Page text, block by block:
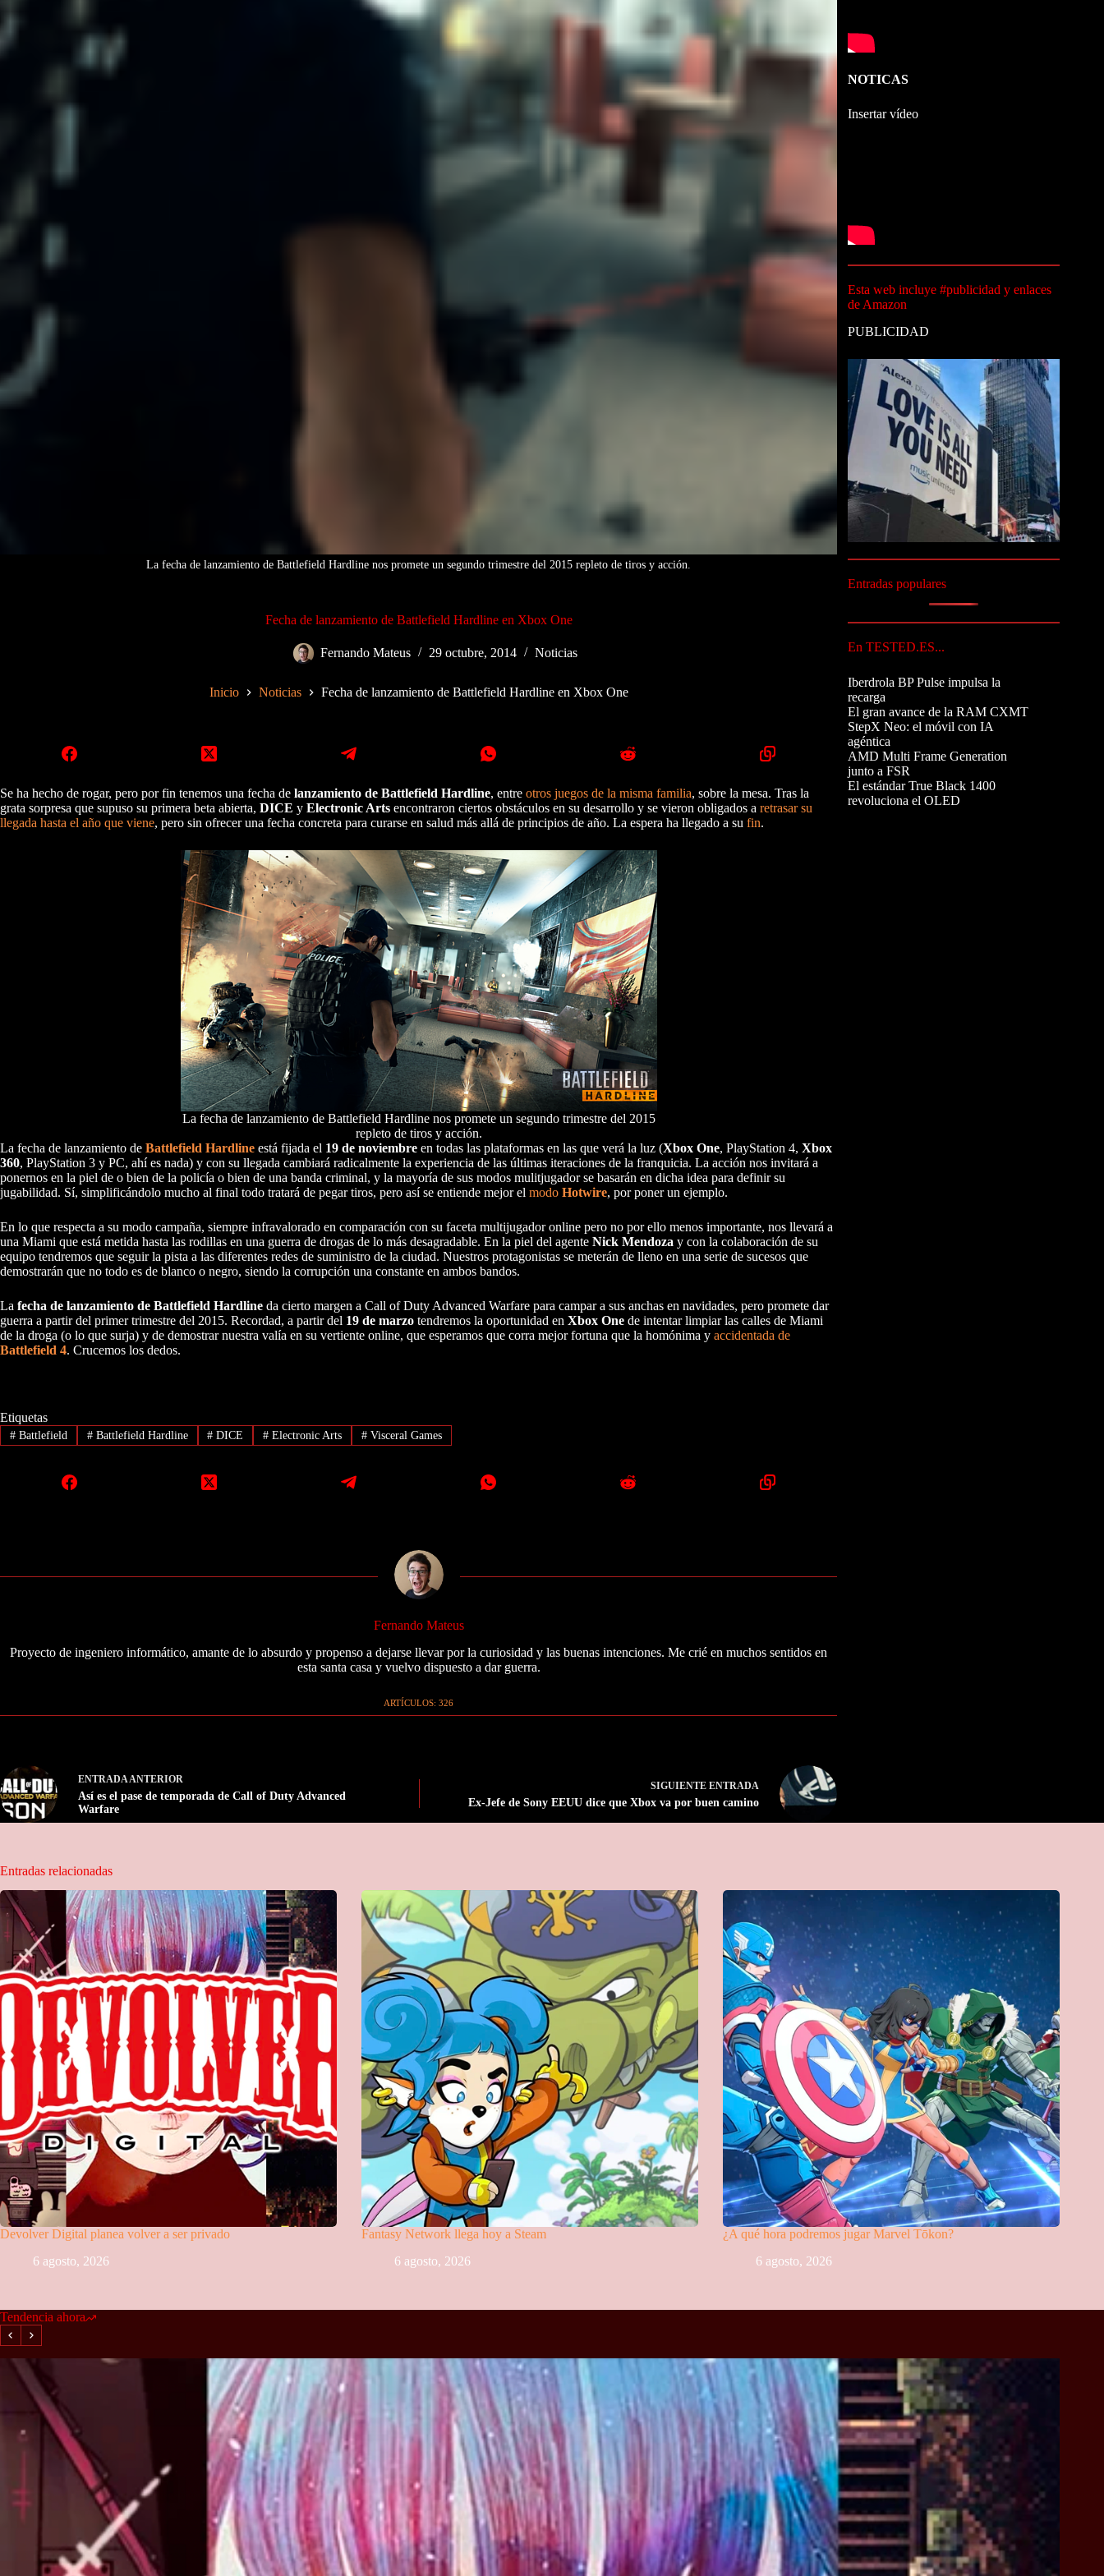
La fecha de lanzamiento de Battlefield Hardline nos promete un segundo trimestre del 2015 repleto de tiros y acción.
Fecha de lanzamiento de Battlefield Hardline en Xbox One
Fernando Mateus 29 octubre, 2014 Noticias
Inicio Noticias Fecha de lanzamiento de Battlefield Hardline en Xbox One
Se ha hecho de rogar, pero por fin tenemos una fecha de lanzamiento de Battlefield Hardline, entre otros juegos de la misma familia, sobre la mesa. Tras la
grata sorpresa que supuso su primera beta abierta, DICE y Electronic Arts encontraron ciertos obstáculos en su desarrollo y se vieron obligados a retrasar su
llegada hasta el año que viene, pero sin ofrecer una fecha concreta para curarse en salud más allá de principios de año. La espera ha llegado a su fin.
La fecha de lanzamiento de Battlefield Hardline nos promete un segundo trimestre del 2015
repleto de tiros y acción.
La fecha de lanzamiento de Battlefield Hardline está fijada el 19 de noviembre en todas las plataformas en las que verá la luz (Xbox One, PlayStation 4, Xbox
360, PlayStation 3 y PC, ahí es nada) y con su llegada cambiará radicalmente la experiencia de las últimas iteraciones de la franquicia. La acción nos invitará a
ponernos en la piel de o bien de la policía o bien de una banda criminal, y la mayoría de sus modos mulitjugador se basarán en dicha idea para definir su
jugabilidad. Sí, simplificándolo mucho al final todo tratará de pegar tiros, pero así se entiende mejor el modo Hotwire, por poner un ejemplo.
En lo que respecta a su modo campaña, siempre infravalorado en comparación con su faceta multijugador online pero no por ello menos importante, nos llevará a
una Miami que está metida hasta las rodillas en una guerra de drogas de lo más desagradable. En la piel del agente Nick Mendoza y con la colaboración de su
equipo tendremos que seguir la pista a las diferentes redes de suministro de la ciudad. Nuestros protagonistas se meterán de lleno en una serie de sucesos que
demostrarán que no todo es de blanco o negro, siendo la corrupción una constante en ambos bandos.
La fecha de lanzamiento de Battlefield Hardline da cierto margen a Call of Duty Advanced Warfare para campar a sus anchas en navidades, pero promete dar
guerra a partir del primer trimestre del 2015. Recordad, a partir del 19 de marzo tendremos la oportunidad en Xbox One de intentar limpiar las calles de Miami
de la droga (o lo que surja) y de demostrar nuestra valía en su vertiente online, que esperamos que corra mejor fortuna que la homónima y accidentada de
Battlefield 4. Crucemos los dedos.
Etiquetas
#Battlefield #Battlefield Hardline # DICE # Electronic Arts # Visceral Games
Fernando Mateus
Proyecto de ingeniero informático, amante de lo absurdo y propenso a dejarse llevar por la curiosidad y las buenas intenciones. Me crié en muchos sentidos en
esta santa casa y vuelvo dispuesto a dar guerra.
ARTÍCULOS: 326
ENTRADAANTERIOR
Así es el pase de temporada de Call of Duty Advanced
Warfare
SIGUIENTEENTRADA
Ex-Jefe de Sony EEUU dice que Xbox va por buen camino
NOTICAS
Insertar vídeo
Esta web incluye #publicidad y enlaces
de Amazon
PUBLICIDAD
Entradas populares
En TESTED.ES...
Iberdrola BP Pulse impulsa la
recarga
El gran avance de la RAM CXMT
StepX Neo: el móvil con IA
agéntica
AMD Multi Frame Generation
junto a FSR
El estándar True Black 1400
revoluciona el OLED
Entradas relacionadas
Devolver Digital planea volver a ser privado
6 agosto, 2026
Fantasy Network llega hoy a Steam
6 agosto, 2026
¿A qué hora podremos jugar Marvel Tōkon?
6 agosto, 2026
Tendencia ahora